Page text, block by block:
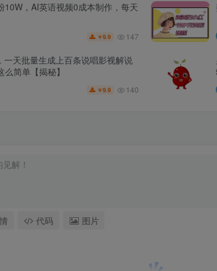
10W，AI英语视频0成本制作，每天
￥9.9 147
一天批量生成上百条说唱影视解说
简单【揭秘】
￥9.9 140
代码 图片